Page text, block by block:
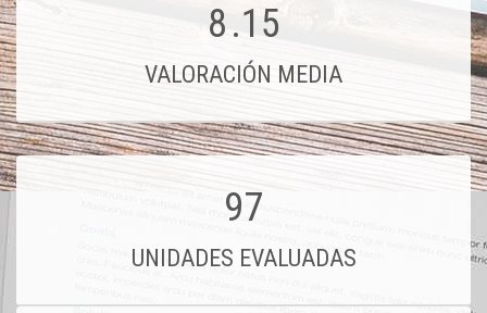
8.15
VALORACIÓN MEDIA
97
UNIDADES EVALUADAS